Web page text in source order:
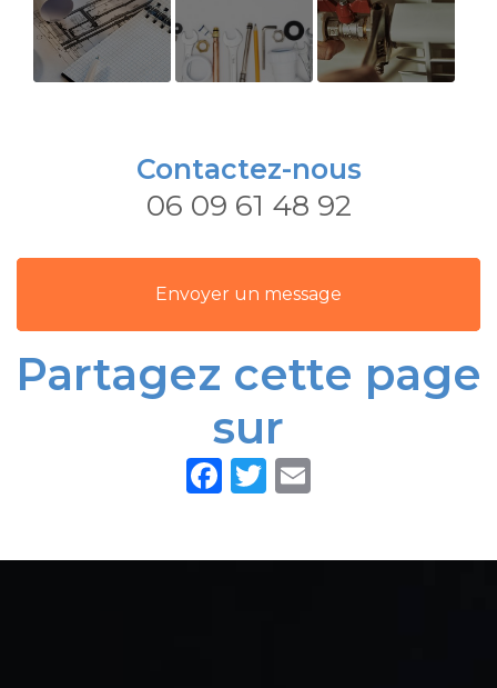
pour la mise
installation
presque 20
ans
plomberie à
Grenade
Contactez-nous
06 09 61 48 92
Envoyer un message
Partagez cette page
sur
Facebook
Twitter